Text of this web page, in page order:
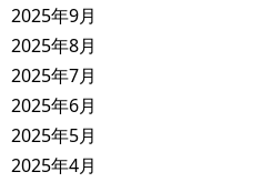
2025年9月
2025年8月
2025年7月
2025年6月
2025年5月
2025年4月